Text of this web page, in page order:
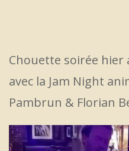
Chouette soirée hier
avec la Jam Night
Pambrun & Florian